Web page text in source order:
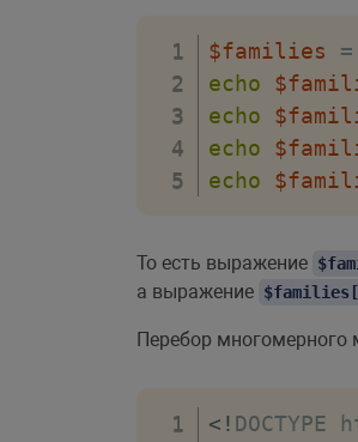
$families =
echo
echo
echo
echo
То есть выражение
а выражение
Перебор многомерного
<! DOCTYPE